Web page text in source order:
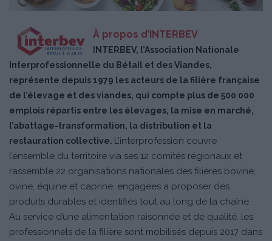
À propos d’INTERBEV
NTERBEV, l’Association Nationale
Interprofessionnelle du Bétail et des Viandes,
représente depuis 1979 les acteurs de la filière française
de l’élevage et des viandes, qui compte plus de 500 000
emplois répartis entre les élevages, la mise en marché,
l’abattage-transformation, la distribution et la
restauration collective. L’interprofession couvre
l’ensemble du territoire via ses 12 comités régionaux et
rassemble 22 organisations nationales des filières bovine,
ovine, équine et caprine, engagées à proposer des
produits durables et identifiés tout au long de la chaîne.
Au service d’une alimentation raisonnée et de qualité, les
professionnels de la filière sont mobilisés depuis 2017 dans